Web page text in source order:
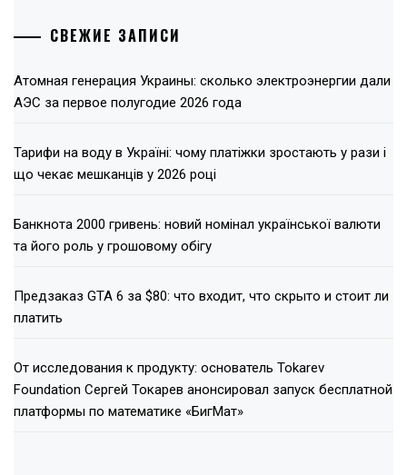
СВЕЖИЕ ЗАПИСИ
Атомная генерация Украины: сколько электроэнергии дали
АЭС за первое полугодие 2026 года
Тарифи на воду в Україні: чому платіжки зростають у рази і
що чекає мешканців у 2026 році
Банкнота 2000 гривень: новий номінал української валюти
та його роль у грошовому обігу
Предзаказ GTA 6 за $80: что входит, что скрыто и стоит ли
платить
От исследования к продукту: основатель Tokarev
Foundation Сергей Токарев анонсировал запуск бесплатной
платформы по математике «БигМат»